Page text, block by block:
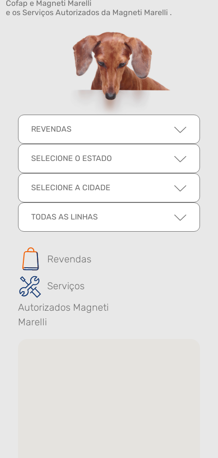
Cofap e Magneti Marelli
e os Serviços Autorizados da Magneti Marelli .
REVENDAS
SELECIONE O ESTADO
SELECIONE A CIDADE
TODAS AS LINHAS
Revendas
Serviços
Autorizados Magneti
Marelli